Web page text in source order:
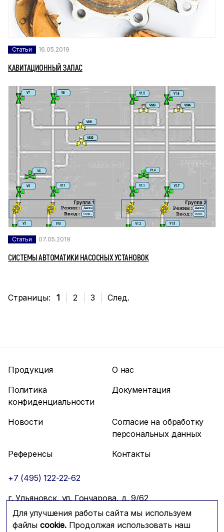
Статьи 16.05.2019
КАВИТАЦИОННЫЙ ЗАПАС
Статьи 07.05.2019
СИСТЕМЫ АВТОМАТИКИ НАСОСНЫХ УСТАНОВОК
Страницы: 1 2 3 След.
Для улучшения работы сайта мы используем
файлы cookie.Продолжая использовать наш
Продукция
О нас
Политика
конфиденциальности
Документация
Новости
Согласие на обработку
персональных данных
Референсы
Контакты
+7 (495) 122-22-62
г. Ульяновск, ул. Гончарова, д. 9/62
info@mfmc.ru
Связаться с нами